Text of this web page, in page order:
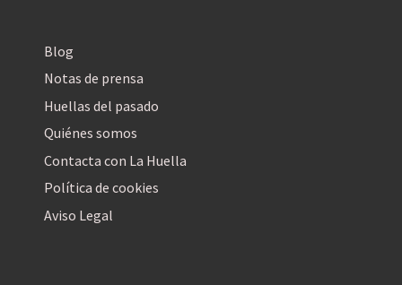
Blog
Notas de prensa
Huellas del pasado
Quiénes somos
Contacta con La Huella
Política de cookies
Aviso Legal